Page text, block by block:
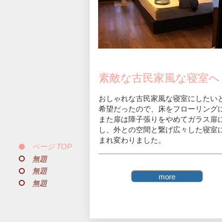
ページ TOP
無題
無題
無題
​素敵な古民家風な寝室へ
おしゃれな古民家風な寝室にしたい
希望だったので、床をフローリング
また扉は障子張りをやめてガラス扉
し、外との空間と繋げ広々した寝室
まれ変わりました。
more